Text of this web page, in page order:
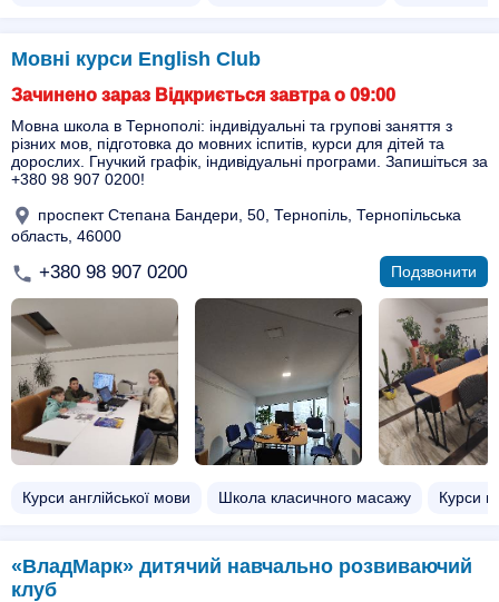
Мовні курси English Club
Зачинено зараз Відкриється завтра о 09:00
Мовна школа в Тернополі: індивідуальні та групові заняття з
різних мов, підготовка до мовних іспитів, курси для дітей та
дорослих. Гнучкий графік, індивідуальні програми. Запишіться за
+380 98 907 0200!
проспект Степана Бандери, 50, Тернопіль, Тернопільська
область, 46000
+380 98 907 0200 Подзвонити
Курси англійської мови Школа класичного масажу Курси
«ВладМарк» дитячий навчально розвиваючий
клуб